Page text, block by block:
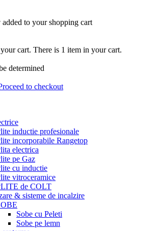
to your shopping cart
cart. There is 1 item in your cart.
determined
to checkout
inductie profesionale
incorporabile Rangetop
electrica
pe Gaz
cu inductie
vitroceramice
de COLT
& sisteme de incalzire
Sobe cu Peleti
Sobe pe lemn